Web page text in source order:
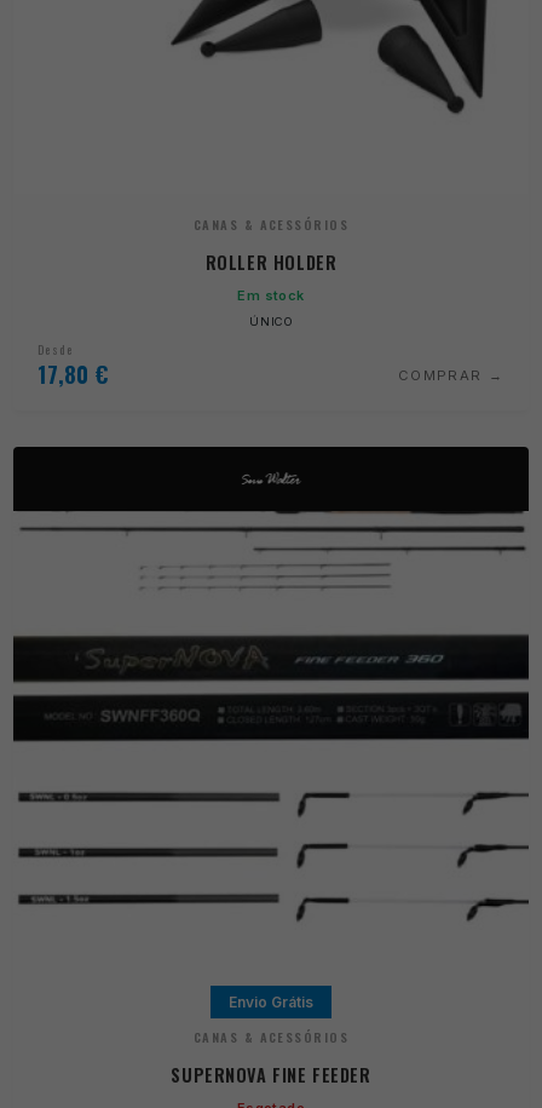
CANAS & ACESSÓRIOS
ROLLER HOLDER
Em stock
ÚNICO
Desde
17,80 € COMPRAR
Envio Grátis
CANAS & ACESSÓRIOS
SUPERNOVA FINE FEEDER